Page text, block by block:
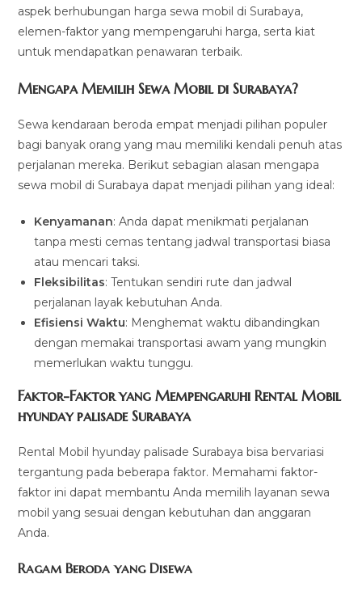
aspek berhubungan harga sewa mobil di Surabaya,
elemen-faktor yang mempengaruhi harga, serta kiat
untuk mendapatkan penawaran terbaik.
Mengapa Memilih Sewa Mobil di Surabaya?
Sewa kendaraan beroda empat menjadi pilihan populer
bagi banyak orang yang mau memiliki kendali penuh atas
perjalanan mereka. Berikut sebagian alasan mengapa
sewa mobil di Surabaya dapat menjadi pilihan yang ideal:
Kenyamanan: Anda dapat menikmati perjalanan
tanpa mesti cemas tentang jadwal transportasi biasa
atau mencari taksi.
Fleksibilitas: Tentukan sendiri rute dan jadwal
perjalanan layak kebutuhan Anda.
Efisiensi Waktu: Menghemat waktu dibandingkan
dengan memakai transportasi awam yang mungkin
memerlukan waktu tunggu.
Faktor-Faktor yang Mempengaruhi Rental Mobil
hyunday palisade Surabaya
Rental Mobil hyunday palisade Surabaya bisa bervariasi
tergantung pada beberapa faktor. Memahami faktor-
faktor ini dapat membantu Anda memilih layanan sewa
mobil yang sesuai dengan kebutuhan dan anggaran
Anda.
Ragam Beroda yang Disewa